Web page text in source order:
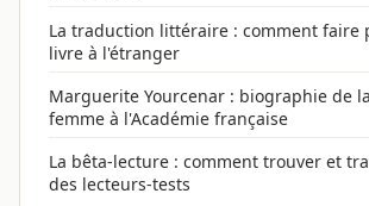
La traduction littéraire : comment faire
livre à l'étranger
Marguerite Yourcenar : biographie de
femme à l'Académie française
La bêta-lecture : comment trouver et
des lecteurs-tests